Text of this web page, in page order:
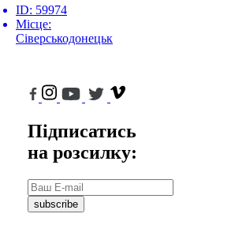
ID: 59974
Місце:
Сіверськодонецьк
Підписатись
на розсилку:
subscribe